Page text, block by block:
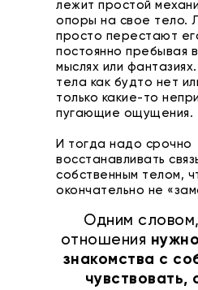
лежит простой
опоры на свое тело.
просто перестают
постоянно пребывая
мыслях или
тела как будто нет
только какие-то
пугающие ощущения.
И тогда надо срочно
восстанавливать
собственным телом,
окончательно не
Одним
отношения
знакомства с
чувствовать,